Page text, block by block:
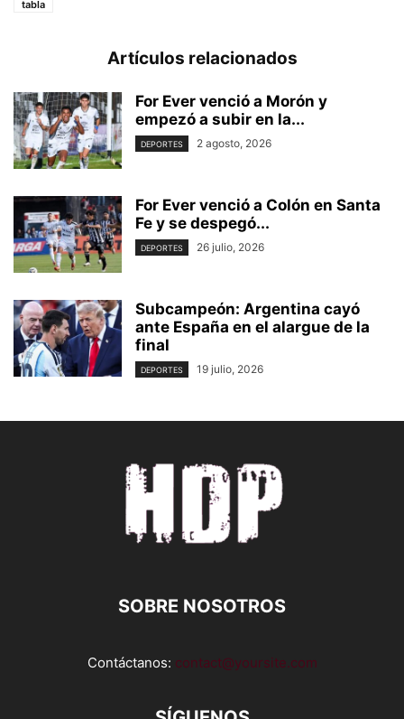
tabla
Artículos relacionados
For Ever venció a Morón y
empezó a subir en la...
DEPORTES 2 agosto, 2026
For Ever venció a Colón en Santa
Fe y se despegó...
DEPORTES 26 julio, 2026
Subcampeón: Argentina cayó
ante España en el alargue de la
final
DEPORTES 19 julio, 2026
SOBRE NOSOTROS
Contáctanos: contact@yoursite.com